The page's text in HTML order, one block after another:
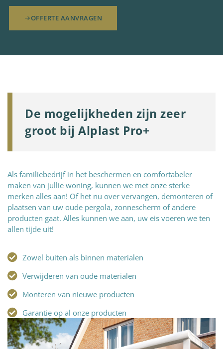
OFFERTE AANVRAGEN
De mogelijkheden zijn zeer
groot bij Alplast Pro+
Als familiebedrijf in het beschermen en comfortabeler
maken van jullie woning, kunnen we met onze sterke
merken alles aan! Of het nu over vervangen, demonteren of
plaatsen van uw oude pergola, zonnescherm of andere
producten gaat. Alles kunnen we aan, uw eis voeren we ten
allen tijde uit!
Zowel buiten als binnen materialen
Verwijderen van oude materialen
Monteren van nieuwe producten
Garantie op al onze producten